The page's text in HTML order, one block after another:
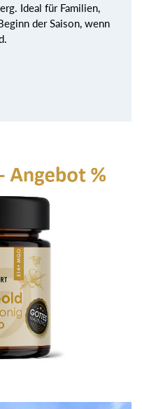
Ideal für Familien,
der Saison, wenn